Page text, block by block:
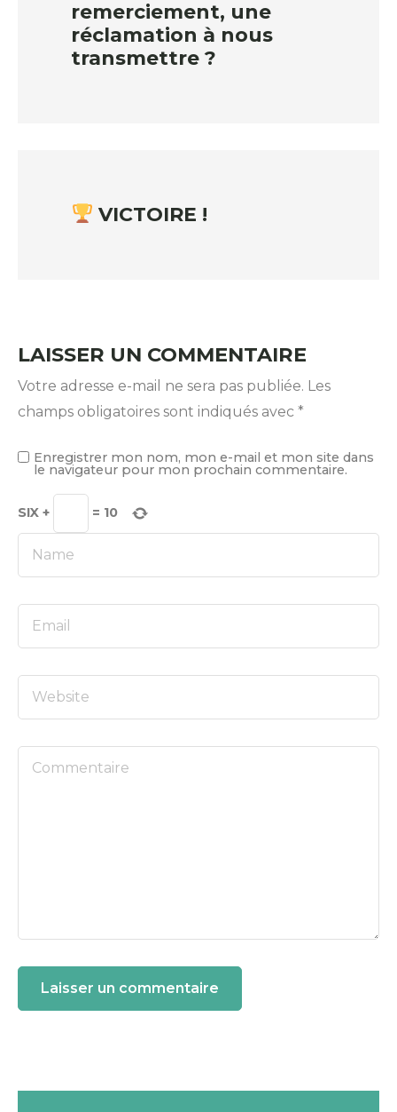
remerciement, une
réclamation à nous
transmettre ?
VICTOIRE !
LAISSER UN COMMENTAIRE
Votre adresse e-mail ne sera pas publiée. Les
champs obligatoires sont indiqués avec *
Enregistrer mon nom, mon e-mail et mon site dans
le navigateur pour mon prochain commentaire.
SIX + = 10